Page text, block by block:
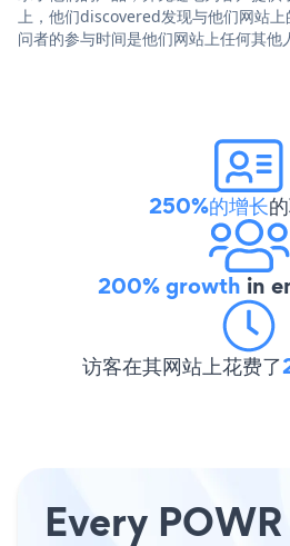
上，他们discovered发现与他们网站
问者的参与时间是他们网站上任何其他
250%的增长
200% growth in
访客在其网站上花费了
Every